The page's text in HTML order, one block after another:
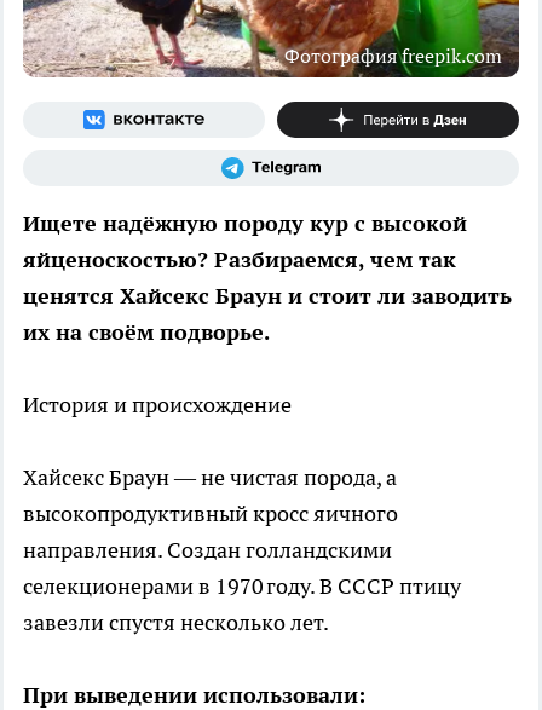
Фотография freepik.com
Ищете надёжную породу кур с высокой
яйценоскостью? Разбираемся, чем так
ценятся Хайсекс Браун и стоит ли заводить
их на своём подворье.
История и происхождение
Хайсекс Браун — не чистая порода, а
высокопродуктивный кросс яичного
направления. Создан голландскими
селекционерами в 1970 году. В СССР птицу
завезли спустя несколько лет.
При выведении использовали: